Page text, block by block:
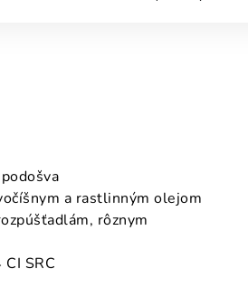
a rastlinným olejom
rôznym
SRC